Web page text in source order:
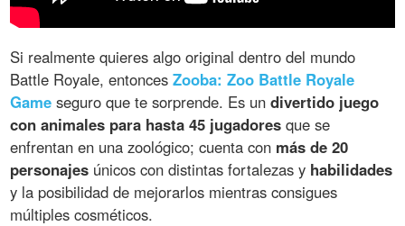
Si realmente quieres algo original dentro del mundo
Battle Royale, entoncesZooba: Zoo Battle Royale
Game seguro que te sorprende. Es undivertido juego
con animales para hasta 45 jugadores que se
enfrentan en una zoológico; cuenta con más de 20
personajes únicos con distintas fortalezas y habilidades
y la posibilidad de mejorarlos mientras consigues
múltiples cosméticos.